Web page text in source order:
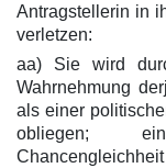
Antragstellerin in
verletzen:
aa) Sie wird
Wahrnehmung
als einer
obliegen;